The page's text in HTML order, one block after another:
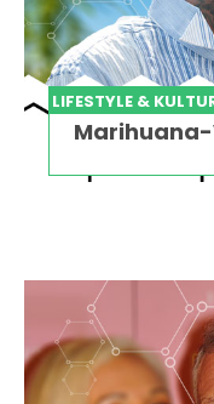
LIFESTYLE &
Marihuana-